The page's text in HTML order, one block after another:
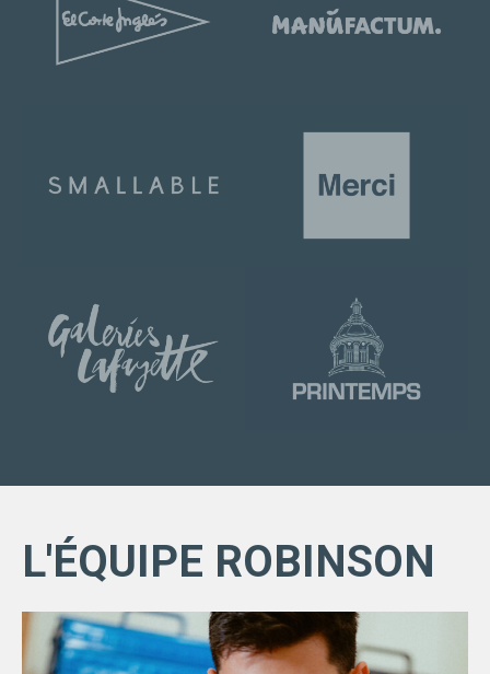
L'ÉQUIPE ROBINSON